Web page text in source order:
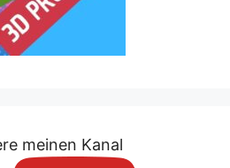
meinen Kanal